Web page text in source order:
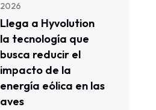
2026
Llega a Hyvolution
la tecnología que
busca reducir el
impacto de la
energía eólica en las
aves